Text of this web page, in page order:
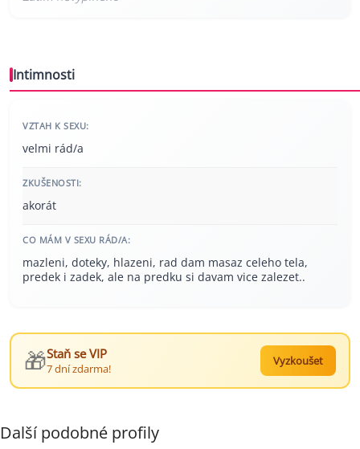
Intimnosti
VZTAH K SEXU:
velmi rád/a
ZKUŠENOSTI:
akorát
CO MÁM V SEXU RÁD/A:
mazleni, doteky, hlazeni, rad dam masaz celeho tela,
predek i zadek, ale na predku si davam vice zalezet..
🎁Staň se VIP
7 dní zdarma!
Vyzkoušet
Další podobné profily